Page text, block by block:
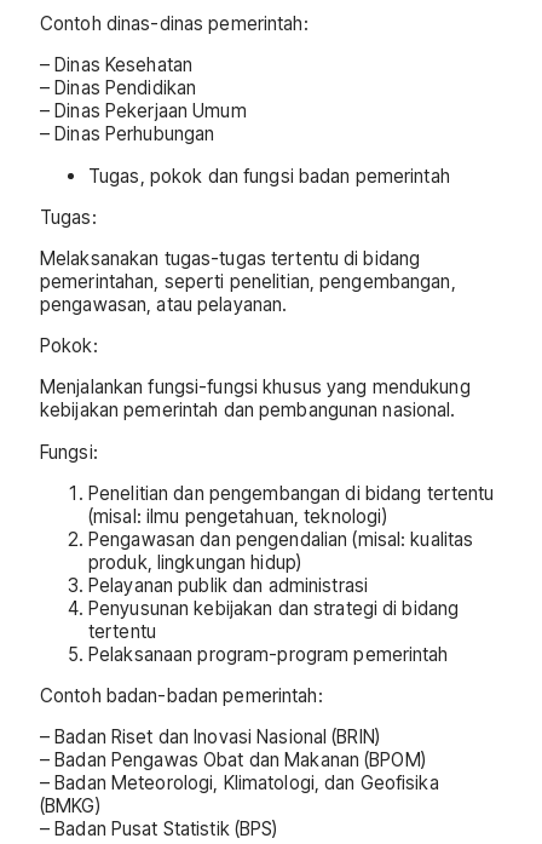
Contoh dinas-dinas pemerintah:
– Dinas Kesehatan
– Dinas Pendidikan
– Dinas Pekerjaan Umum
– Dinas Perhubungan
Tugas, pokok dan fungsi badan pemerintah
Tugas:
Melaksanakan tugas-tugas tertentu di bidang
pemerintahan, seperti penelitian, pengembangan,
pengawasan, atau pelayanan.
Pokok:
Menjalankan fungsi-fungsi khusus yang mendukung
kebijakan pemerintah dan pembangunan nasional.
Fungsi:
Penelitian dan pengembangan di bidang tertentu
(misal: ilmu pengetahuan, teknologi)
Pengawasan dan pengendalian (misal: kualitas
produk, lingkungan hidup)
Pelayanan publik dan administrasi
Penyusunan kebijakan dan strategi di bidang
tertentu
Pelaksanaan program-program pemerintah
Contoh badan-badan pemerintah:
– Badan Riset dan Inovasi Nasional (BRIN)
– Badan Pengawas Obat dan Makanan (BPOM)
– Badan Meteorologi, Klimatologi, dan Geofisika
(BMKG)
– Badan Pusat Statistik (BPS)